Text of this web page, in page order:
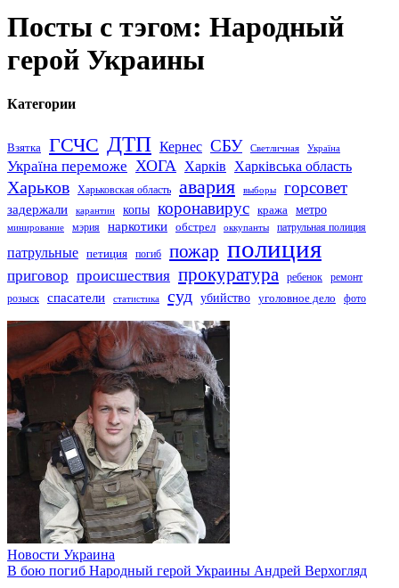
Посты с тэгом: Народный
герой Украины
Категории
Взятка ГСЧС ДТП Кернес СБУ Светличная Україна
Україна переможе ХОГА Харків Харківська область
Харьков Харьковская область авария выборы горсовет
задержали карантин копы коронавирус кража метро
минирование мэрия наркотики обстрел оккупанты патрульная полиция
патрульные петиция погиб пожар полиция
приговор происшествия прокуратура ребенок
ремонт
розыск
спасатели статистика суд убийство уголовное дело фото
Новости Украина
В бою погиб Народный герой Украины Андрей Верхогляд